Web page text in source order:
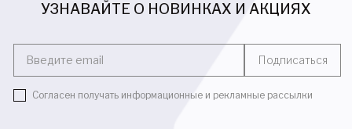
УЗНАВАЙТЕ О НОВИНКАХ И АКЦИЯХ
Введите email Подписаться
Согласен получать информационные и рекламные рассылки